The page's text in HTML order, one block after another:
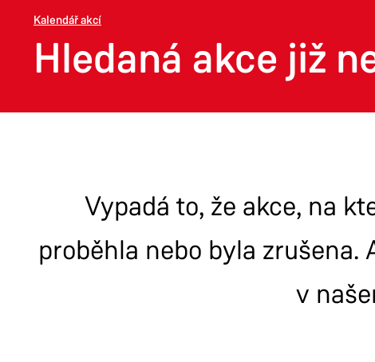
Kalendář akcí
Hledaná akce již
Vypadá to, že akce, na
proběhla nebo byla
v